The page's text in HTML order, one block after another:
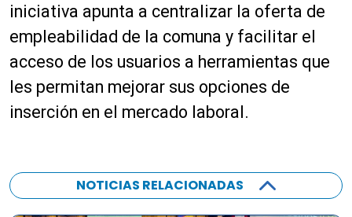
iniciativa apunta a centralizar la oferta de
empleabilidad de la comuna y facilitar el
acceso de los usuarios a herramientas que
les permitan mejorar sus opciones de
inserción en el mercado laboral.
NOTICIAS RELACIONADAS